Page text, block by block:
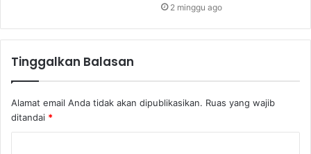
2 minggu ago
Tinggalkan Balasan
Alamat email Anda tidak akan dipublikasikan. Ruas yang wajib
ditandai *